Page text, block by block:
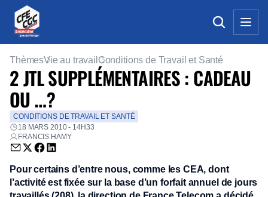
ThèmesVie au travail Conditions de Travail et Santé
2 JTL SUPPLÉMENTAIRES : CADEAU
OU …?
CONDITIONS DE TRAVAIL ET SANTÉ
18 MARS 2010 - 14H33
FRANCIS HAMY
Envoyer par email (nouvelle fenêtre)
Partager sur Twitter (nouvelle fenêtre)
Partager sur Facebook (nouvelle fenêtre)
Partager sur LinkedIn (nouvelle fenêtre)
Pour certains d’entre nous, comme les CEA, dont
l’activité est fixée sur la base d’un forfait annuel de jours